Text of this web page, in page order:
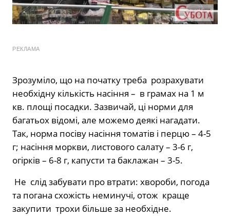
РЕКЛАМА
Зрозуміло, що на початку треба розрахувати
необхідну кількість насіння – в грамах на 1 м
кв. площі посадки. Зазвичай, ці норми для
багатьох відомі, але можемо деякі нагадати.
Так, норма посіву насіння томатів і перцю – 4-5
г; насіння моркви, листового салату – 3-6 г,
огірків – 6-8 г, капусти та баклажан – 3-5.
Не слід забувати про втрати: хвороби, погода
та погана схожість неминучі, отож краще
закупити трохи більше за необхідне.